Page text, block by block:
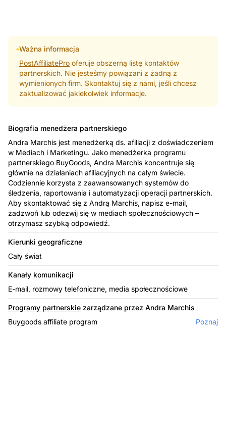
Ważna informacja
PostAffiliatePro oferuje obszerną listę kontaktów
partnerskich. Nie jesteśmy powiązani z żadną z
wymienionych firm. Skontaktuj się z nami, jeśli chcesz
zaktualizować jakiekolwiek informacje.
Biografia menedżera partnerskiego
Andra Marchis jest menedżerką ds. afiliacji z doświadczeniem
w Mediach i Marketingu. Jako menedżerka programu
partnerskiego BuyGoods, Andra Marchis koncentruje się
głównie na działaniach afiliacyjnych na całym świecie.
Codziennie korzysta z zaawansowanych systemów do
śledzenia, raportowania i automatyzacji operacji partnerskich.
Aby skontaktować się z Andrą Marchis, napisz e-mail,
zadzwoń lub odezwij się w mediach społecznościowych –
otrzymasz szybką odpowiedź.
Kierunki geograficzne
Cały świat
Kanały komunikacji
E-mail, rozmowy telefoniczne, media społecznościowe
Programy partnerskie zarządzane przez Andra Marchis
Buygoods affiliate program
Poznaj